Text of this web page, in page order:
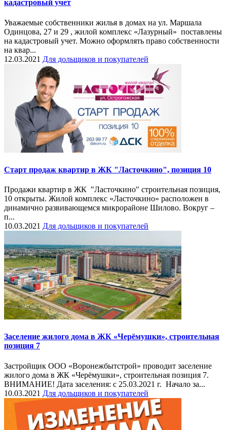
кадастровый учет
Уважаемые собственники жилья в домах на ул. Маршала
Одинцова, 27 и 29 , жилой комплекс «Лазурный» поставлены
на кадастровый учет. Можно оформлять право собственности
на квар...
12.03.2021 Для дольщиков и покупателей
Старт продаж квартир в ЖК "Ласточкино", позиция 10
Продажи квартир в ЖК "Ласточкино" строительная позиция,
10 открыты. Жилой комплекс «Ласточкино» расположен в
динамично развивающемся микрорайоне Шилово. Вокруг –
п...
10.03.2021 Для дольщиков и покупателей
Заселение​ жилого дома в​ ЖК «Черёмушки»,​ строительная
позиция 7
Застройщик​ ООО «Воронежбытстрой» проводит заселение​
жилого дома в​ ЖК «Черёмушки»,​ строительная позиция 7.
ВНИМАНИЕ! Дата​ заселения:​ с 25.03.2021 г. Начало за...
10.03.2021 Для дольщиков и покупателей